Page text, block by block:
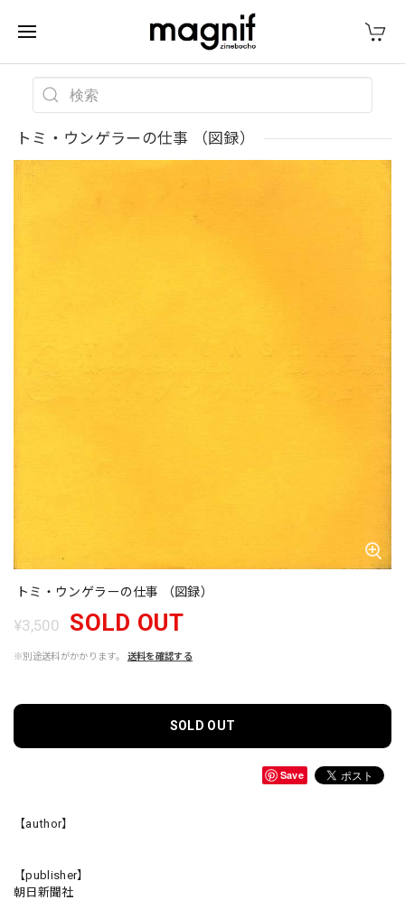
トミ・ウンゲラーの仕事 （図録）
トミ・ウンゲラーの仕事 （図録）
¥3,500 SOLD OUT
※別途送料がかかります。 送料を確認する
SOLD OUT
Save
【author】
【publisher】
朝日新聞社